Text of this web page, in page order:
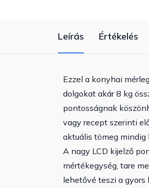
Leírás Értékelés
Ezzel a konyhai
dolgokat akár 8 kg
pontosságnak
vagy recept szerinti
aktuális tömeg
A nagy LCD kijelző
mértékegység, tare
lehetővé teszi a